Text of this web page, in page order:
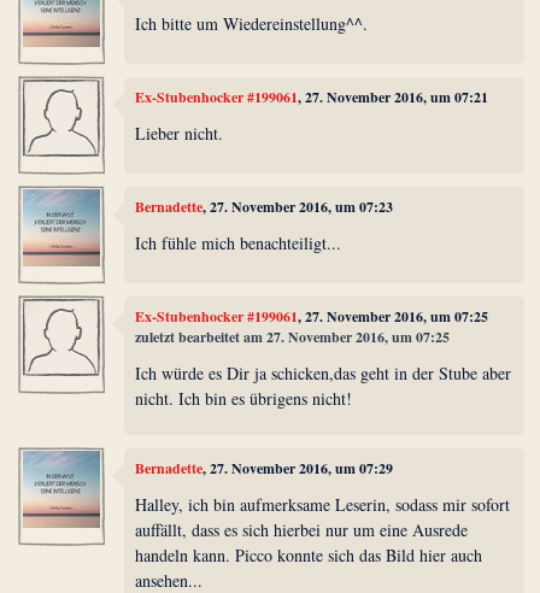
Ich bitte um Wiedereinstellung^^.
Ex-Stubenhocker #199061, 27. November 2016, um 07:21
Lieber nicht.
Bernadette, 27. November 2016, um 07:23
Ich fühle mich benachteiligt...
Ex-Stubenhocker #199061, 27. November 2016, um 07:25
zuletzt bearbeitet am 27. November 2016, um 07:25
Ich würde es Dir ja schicken,das geht in der Stube aber
nicht. Ich bin es übrigens nicht!
Bernadette, 27. November 2016, um 07:29
Halley, ich bin aufmerksame Leserin, sodass mir sofort
auffällt, dass es sich hierbei nur um eine Ausrede
handeln kann. Picco konnte sich das Bild hier auch
ansehen...